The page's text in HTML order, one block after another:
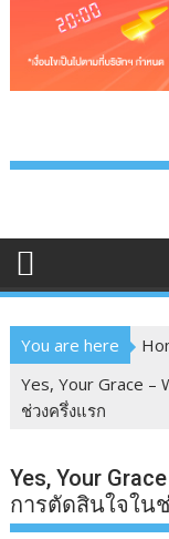
You are here
Yes, Your Grace
ช่วงครึ่งแรก
Yes, Your
การตัดสินใจใน